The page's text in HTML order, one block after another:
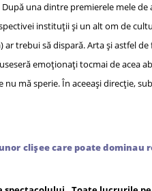
una dintre premierele mele
instituții și un alt om de
trebui să dispară. Arta și astfel
emoționați tocmai de acea
mă sperie. În aceeași direcție,
clișee care poate